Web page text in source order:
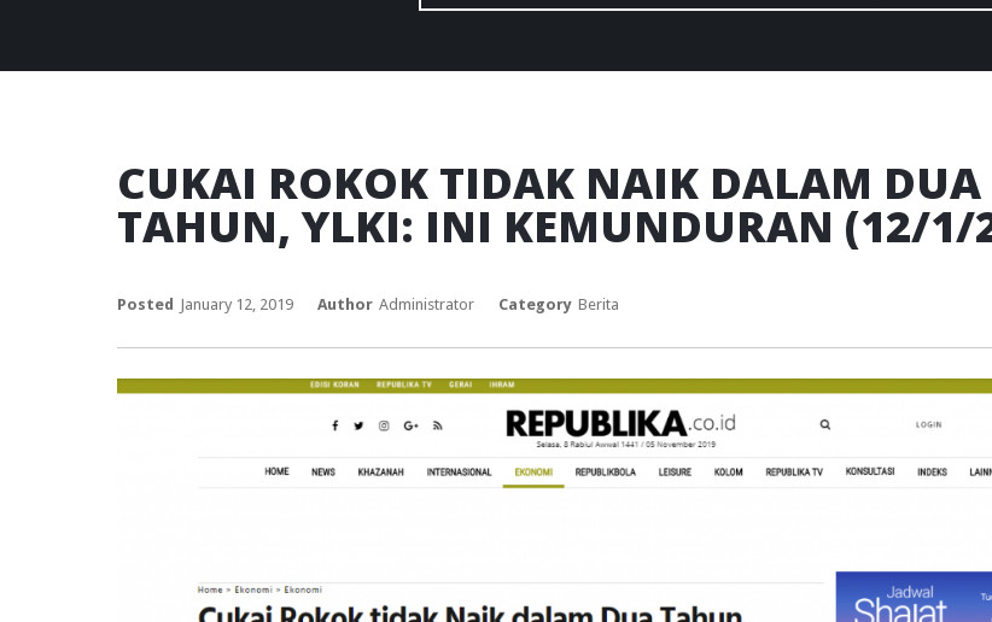
CUKAI ROKOK TIDAK NAIK DALAM DUA
TAHUN, YLKI: INI KEMUNDURAN (12/1/
Posted January 12, 2019 Author Administrator Category Berita